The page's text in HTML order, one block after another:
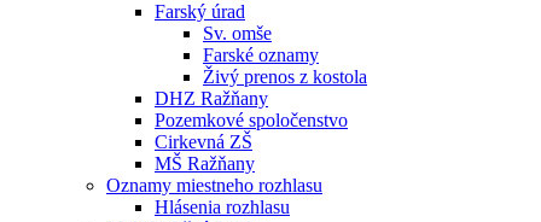
Farský úrad
Sv. omše
Farské oznamy
Živý prenos z kostola
DHZ Ražňany
Pozemkové spoločenstvo
Cirkevná ZŠ
MŠ Ražňany
Oznamy miestneho rozhlasu
Hlásenia rozhlasu